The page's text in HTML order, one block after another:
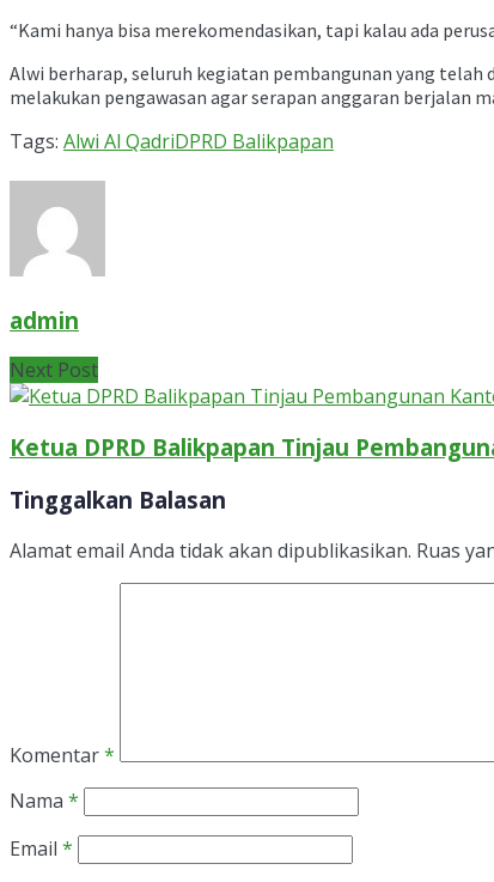
“Kami hanya bisa merekomendasikan, tapi kalau ada
Alwi berharap, seluruh kegiatan pembangunan yang telah
melakukan pengawasan agar serapan anggaran berjalan
Tags: Alwi Al QadriDPRD Balikpapan
admin
Next Post
Ketua DPRD Balikpapan Tinjau
Tinggalkan Balasan
Alamat email Anda tidak akan dipublikasikan. Ruas
Komentar*
Nama *
Email *